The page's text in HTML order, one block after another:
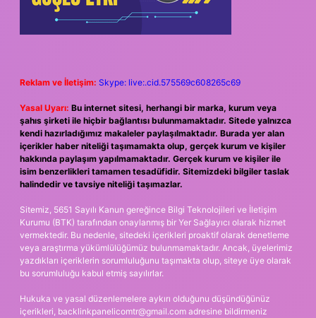
Reklam ve İletişim: Skype: live:.cid.575569c608265c69
Yasal Uyarı: Bu internet sitesi, herhangi bir marka, kurum veya
şahıs şirketi ile hiçbir bağlantısı bulunmamaktadır. Sitede yalnızca
kendi hazırladığımız makaleler paylaşılmaktadır. Burada yer alan
içerikler haber niteliği taşımamakta olup, gerçek kurum ve kişiler
hakkında paylaşım yapılmamaktadır. Gerçek kurum ve kişiler ile
isim benzerlikleri tamamen tesadüfidir. Sitemizdeki bilgiler taslak
halindedir ve tavsiye niteliği taşımazlar.
Sitemiz, 5651 Sayılı Kanun gereğince Bilgi Teknolojileri ve İletişim
Kurumu (BTK) tarafından onaylanmış bir Yer Sağlayıcı olarak hizmet
vermektedir. Bu nedenle, sitedeki içerikleri proaktif olarak denetleme
veya araştırma yükümlülüğümüz bulunmamaktadır. Ancak, üyelerimiz
yazdıkları içeriklerin sorumluluğunu taşımakta olup, siteye üye olarak
bu sorumluluğu kabul etmiş sayılırlar.
Hukuka ve yasal düzenlemelere aykırı olduğunu düşündüğünüz
içerikleri, backlinkpanelicomtr@gmail.com adresine bildirmeniz